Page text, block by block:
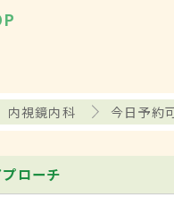
内視鏡内科 今日予約
ローチ